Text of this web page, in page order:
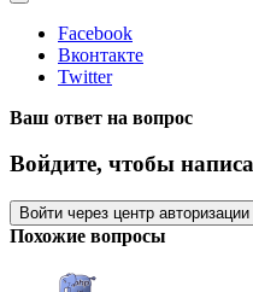
Facebook
Вконтакте
Twitter
Ваш ответ на вопрос
Войдите, чтобы
Войти через центр авторизации
Похожие вопросы